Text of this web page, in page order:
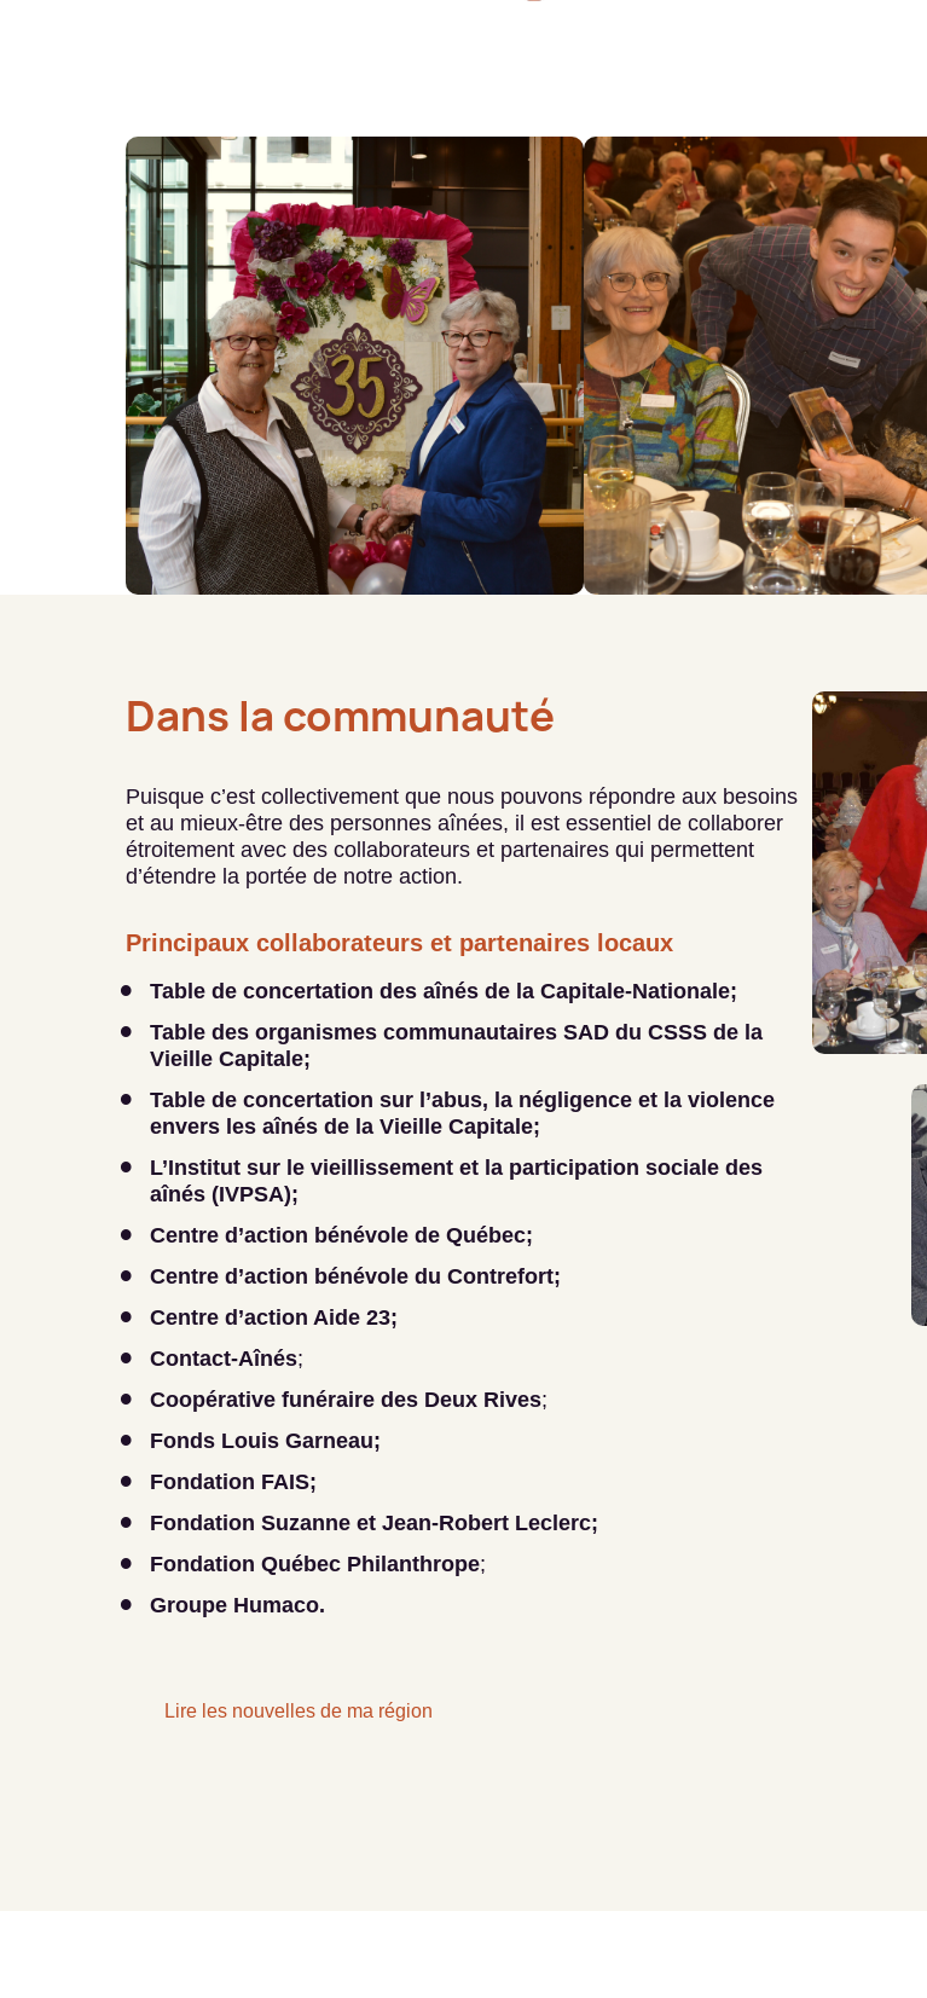
Dans la communauté
Puisque c’est collectivement que nous pouvons répondre aux besoins
et au mieux-être des personnes aînées, il est essentiel de collaborer
étroitement avec des collaborateurs et partenaires qui permettent
d’étendre la portée de notre action.
Principaux collaborateurs et partenaires locaux
Table de concertation des aînés de la Capitale-Nationale;
Table des organismes communautaires SAD du CSSS de la
Vieille Capitale;
Table de concertation sur l’abus, la négligence et la violence
envers les aînés de la Vieille Capitale;
L’Institut sur le vieillissement et la participation sociale des
aînés (IVPSA);
Centre d’action bénévole de Québec;
Centre d’action bénévole du Contrefort;
Centre d’action Aide 23;
Contact-Aînés;
Coopérative funéraire des Deux Rives;
Fonds Louis Garneau;
Fondation FAIS;
Fondation Suzanne et Jean-Robert Leclerc;
Fondation Québec Philanthrope;
Groupe Humaco.
Lire les nouvelles de ma région